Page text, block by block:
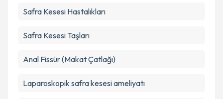
Safra Kesesi Hastalıkları
Safra Kesesi Taşları
Anal Fissür (Makat Çatlağı)
Laparoskopik safra kesesi ameliyatı